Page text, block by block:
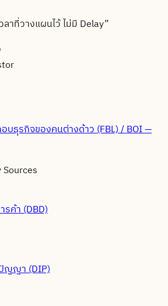
ลาที่วางแผนไว้ ไม่มี Delay”
บธุรกิจของคนต่างด้าว (FBL) / BOI —
ค้า (DBD)
ญญา (DIP)